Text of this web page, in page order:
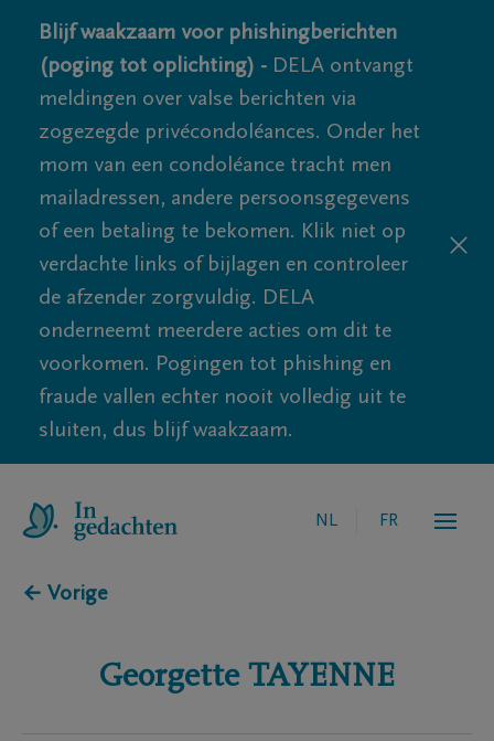
Blijf waakzaam voor phishingberichten
(poging tot oplichting) - DELA ontvangt
meldingen over valse berichten via
zogezegde privécondoléances. Onder het
mom van een condoléance tracht men
mailadressen, andere persoonsgegevens
of een betaling te bekomen. Klik niet op
verdachte links of bijlagen en controleer
de afzender zorgvuldig. DELA
onderneemt meerdere acties om dit te
voorkomen. Pogingen tot phishing en
fraude vallen echter nooit volledig uit te
sluiten, dus blijf waakzaam.
NL FR
← Vorige
Georgette TAYENNE